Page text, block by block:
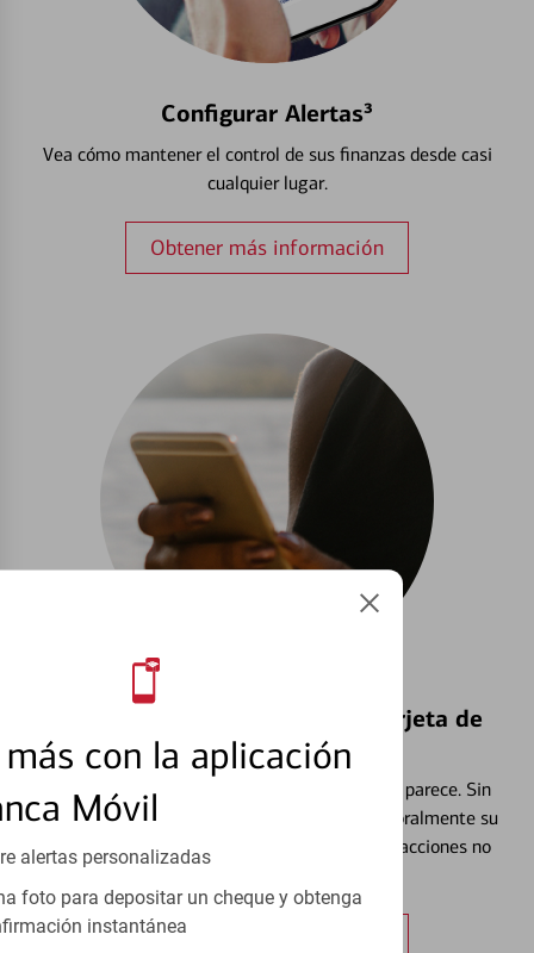
con la aplicación
Móvil
alertas personalizadas
foto para depositar un cheque y obtenga
instantánea
Configurar Alertas³
Vea cómo mantener el control de sus finanzas desde casi
cualquier lugar.
Obtener más información
Bloquear y Desbloquear una Tarjeta de
Débito⁴
Extraviar una tarjeta es más común de lo que parece. Sin
embargo, puede bloquear y desbloquear temporalmente su
tarjeta de débito para ayudar a prevenir transacciones no
Obtener más información